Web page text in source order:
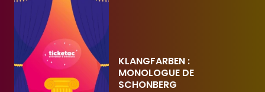
KLANGFARBEN :
MONOLOGUE DE
SCHONBERG